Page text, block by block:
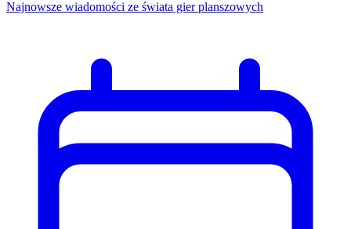
Najnowsze wiadomości ze świata gier planszowych